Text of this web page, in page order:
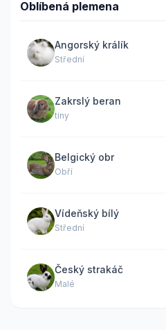
Oblíbená plemena
Angorský králík
Střední
Zakrslý beran
tiny
Belgický obr
Obří
Vídeňský bílý
Střední
Český strakáč
Malé